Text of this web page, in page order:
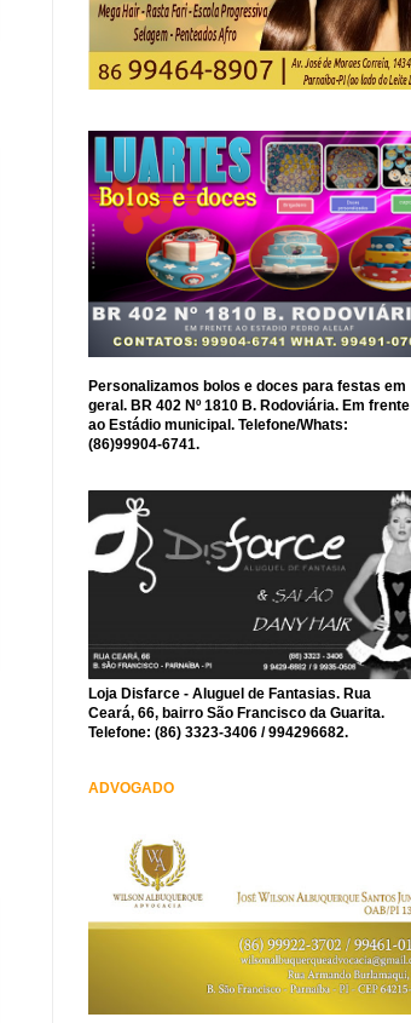
Personalizamos bolos e doces para festas em
geral. BR 402 Nº 1810 B. Rodoviária. Em frente
ao Estádio municipal. Telefone/Whats:
(86)99904-6741.
Loja Disfarce - Aluguel de Fantasias. Rua
Ceará, 66, bairro São Francisco da Guarita.
Telefone: (86) 3323-3406 / 994296682.
ADVOGADO